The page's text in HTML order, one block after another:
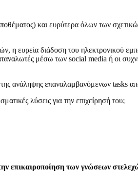
και ευρύτερα όλων των
η ευρεία διάδοση του ηλεκτρονικού
μέσω των social media ή οι
ανάληψης επαναλαμβανόμενων tasks
λύσεις για την επιχείρησή του;
επικαιροποίηση των γνώσεων